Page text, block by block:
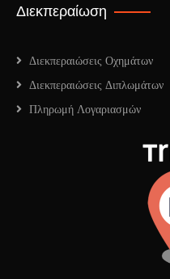
Διεκπεραίωση
Διεκπεραιώσεις Οχημάτων
Διεκπεραιώσεις Διπλωμάτων
Πληρωμή Λογαριασμών